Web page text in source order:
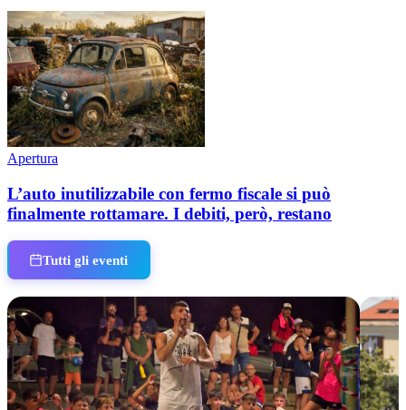
Apertura
L’auto inutilizzabile con fermo fiscale si può
finalmente rottamare. I debiti, però, restano
Tutti gli eventi